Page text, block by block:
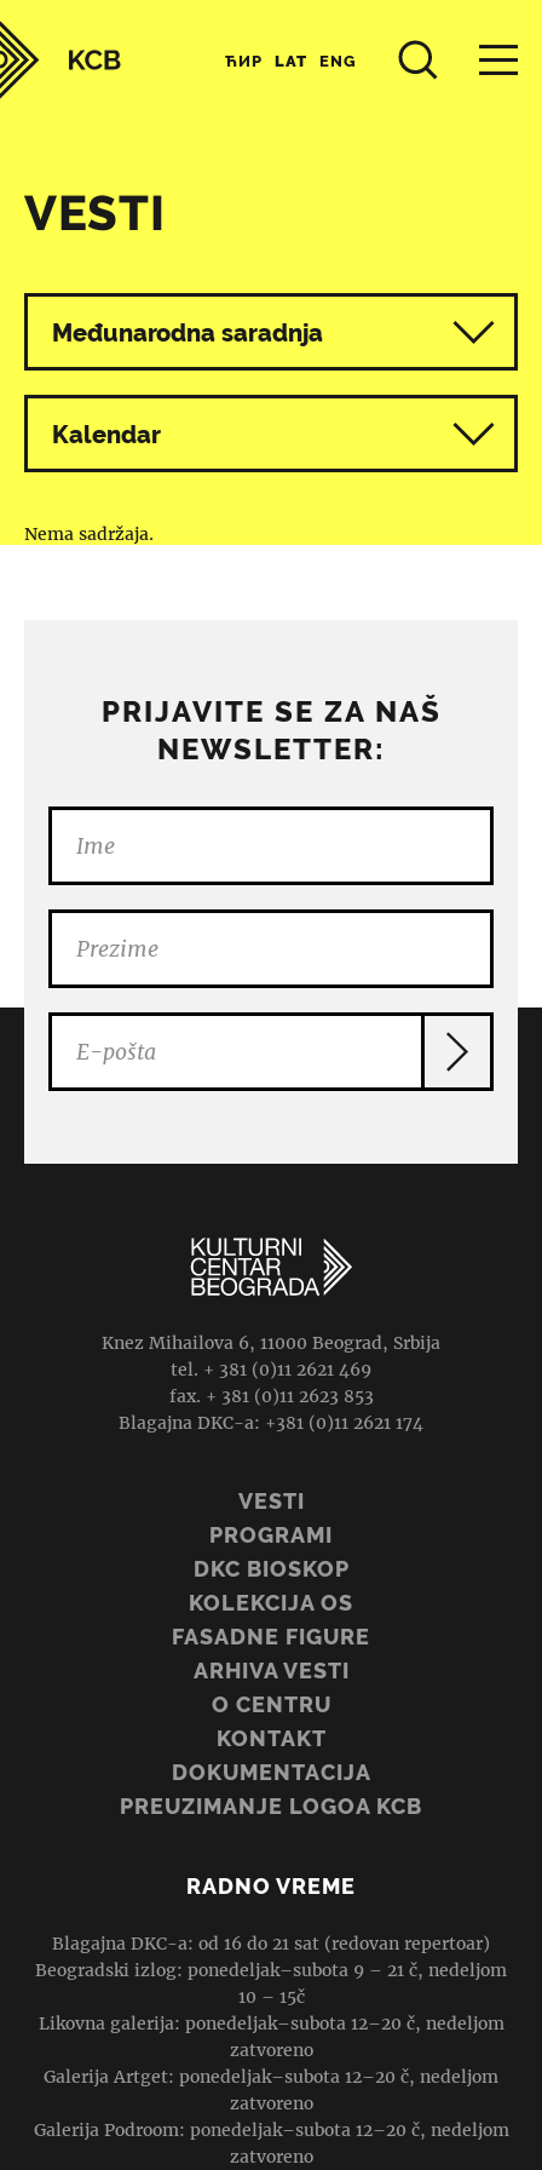
ЋИР LAT ENG
VESTI
Svi programi
Međunarodna saradnja
Kalendar
Nema sadržaja.
PRIJAVITE SE ZA NAŠ
NEWSLETTER:
Knez Mihailova 6, 11000 Beograd, Srbija
tel. + 381 (0)11 2621 469
fax. + 381 (0)11 2623 853
Blagajna DKC-a: +381 (0)11 2621 174
VESTI
PROGRAMI
DKC BIOSKOP
KOLEKCIJA OS
FASADNE FIGURE
ARHIVA VESTI
O CENTRU
KONTAKT
DOKUMENTACIJA
PREUZIMANJE LOGOA KCB
RADNO VREME
Blagajna DKC-a: od 16 do 21 sat (redovan repertoar)
Beogradski izlog: ponedeljak–subota 9 – 21 č, nedeljom
10 – 15č
Likovna galerija: ponedeljak–subota 12–20 č, nedeljom
zatvoreno
Galerija Artget: ponedeljak–subota 12–20 č, nedeljom
zatvoreno
Galerija Podroom: ponedeljak–subota 12–20 č, nedeljom
zatvoreno